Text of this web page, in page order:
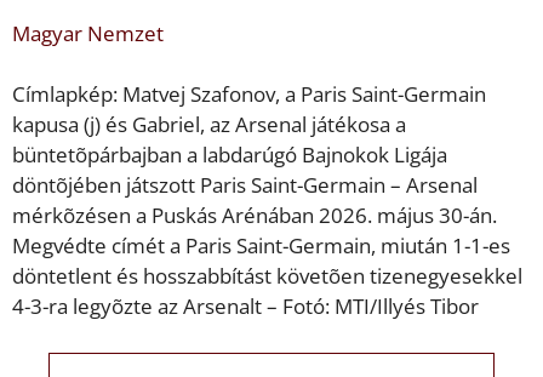
Magyar Nemzet
Címlapkép: Matvej Szafonov, a Paris Saint-Germain
kapusa (j) és Gabriel, az Arsenal játékosa a
büntetõpárbajban a labdarúgó Bajnokok Ligája
döntõjében játszott Paris Saint-Germain – Arsenal
mérkõzésen a Puskás Arénában 2026. május 30-án.
Megvédte címét a Paris Saint-Germain, miután 1-1-es
döntetlent és hosszabbítást követõen tizenegyesekkel
4-3-ra legyõzte az Arsenalt – Fotó: MTI/Illyés Tibor